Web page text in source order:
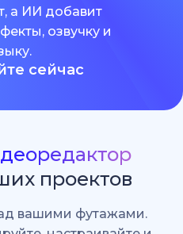
а ИИ добавит
озвучку и
сейчас
проектов
вашими футажами.